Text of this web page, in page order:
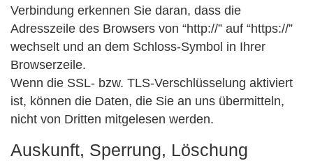
Verbindung erkennen Sie daran, dass die
Adresszeile des Browsers von “http://” auf “https://”
wechselt und an dem Schloss-Symbol in Ihrer
Browserzeile.
Wenn die SSL- bzw. TLS-Verschlüsselung aktiviert
ist, können die Daten, die Sie an uns übermitteln,
nicht von Dritten mitgelesen werden.
Auskunft, Sperrung, Löschung